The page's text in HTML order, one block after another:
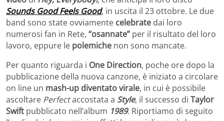
Sounds Good Feels Good, in uscita il 23 ottobre. Le due
band sono state ovviamente celebrate dai loro
numerosi fan in Rete, “osannate” per il risultato del loro
lavoro, eppure le polemiche non sono mancate.
Per quanto riguarda i One Direction, poche ore dopo la
pubblicazione della nuova canzone, è iniziato a circolare
on line un mash-up diventato virale, in cui è possibile
ascoltare Perfectaccostata a Style, il successo di Taylor
Swift pubblicato nell’album 1989. Riportiamo di seguito